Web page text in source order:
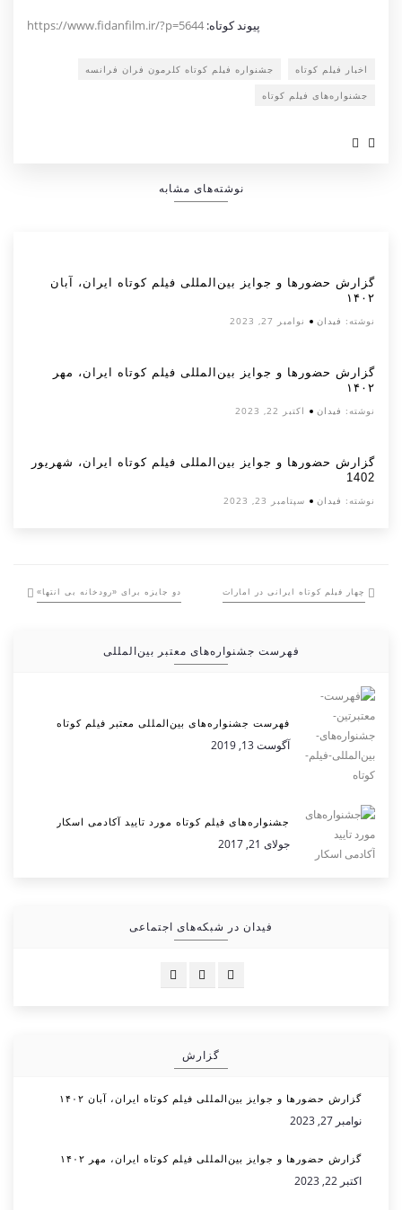
پیوند کوتاه: https://www.fidanfilm.ir/?p=5644
اخبار فیلم کوتاه جشنواره فیلم کوتاه کلرمون فران فرانسه
جشنواره‌های فیلم کوتاه
نوشته‌های مشابه
گزارش حضورها و جوایز بین‌المللی فیلم کوتاه ایران، آبان
۱۴۰۲
نوشته: فیدان نوامبر 27, 2023
گزارش حضورها و جوایز بین‌المللی فیلم کوتاه ایران، مهر
۱۴۰۲
نوشته: فیدان اکتبر 22, 2023
گزارش حضورها و جوایز بین‌المللی فیلم کوتاه ایران، شهریور
1402
نوشته: فیدان سپتامبر 23, 2023
دو جایزه برای «رودخانه بی انتها» چهار فیلم کوتاه ایرانی در امارات
فهرست جشنواره‌های معتبر بین‌المللی
فهرست جشنواره‌های بین‌المللی معتبر فیلم کوتاه
آگوست 13, 2019
جشنواره‌های فیلم کوتاه مورد تایید آکادمی اسکار
جولای 21, 2017
فیدان در شبکه‌های اجتماعی
گزارش
گزارش حضورها و جوایز بین‌المللی فیلم کوتاه ایران، آبان ۱۴۰۲
نوامبر 27, 2023
گزارش حضورها و جوایز بین‌المللی فیلم کوتاه ایران، مهر ۱۴۰۲
اکتبر 22, 2023